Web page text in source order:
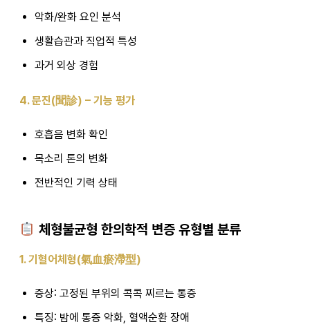
악화/완화 요인 분석
생활습관과 직업적 특성
과거 외상 경험
4. 문진(聞診) – 기능 평가
호흡음 변화 확인
목소리 톤의 변화
전반적인 기력 상태
체형불균형 한의학적 변증 유형별 분류
1. 기혈어체형(氣血瘀滯型)
증상: 고정된 부위의 콕콕 찌르는 통증
특징: 밤에 통증 악화, 혈액순환 장애